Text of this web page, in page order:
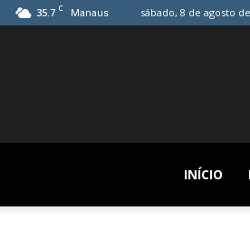
35.7 C Manaus sábado, 8 de agosto
INÍCIO